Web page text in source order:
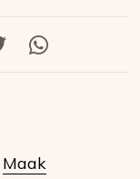
Deel
Maak